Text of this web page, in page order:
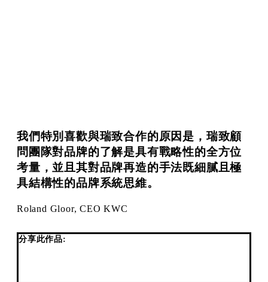
我們特別喜歡與瑞致合作的原因是，瑞致顧
問團隊對品牌的了解是具有戰略性的全方位
考量，並且其對品牌再造的手法既細膩且極
具結構性的品牌系統思維。
Roland Gloor, CEO KWC
分享此作品: